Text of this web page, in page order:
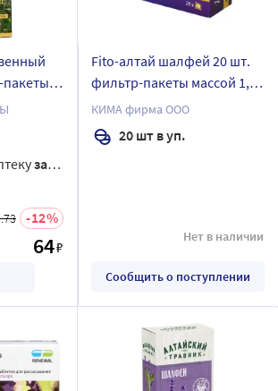
завтра
12
64₽
Fito-алтай шалфей 20 шт.
фильтр-пакеты массой 1,5
г
КИМА фирма ООО
20 шт в уп.
Нет в наличии
Сообщить о поступлении